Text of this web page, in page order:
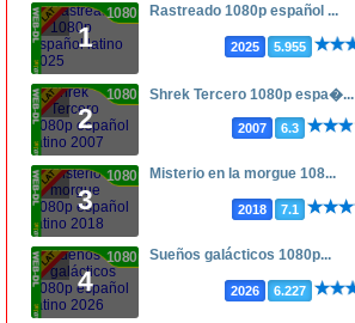
1
1080p Rastreado 1080p español ...
2025 5.955
2
1080p Shrek Tercero 1080p espa�...
2007 6.3
3
1080p Misterio en la morgue 108...
2018 7.1
4
1080p Sueños galácticos 1080p...
2026 6.227